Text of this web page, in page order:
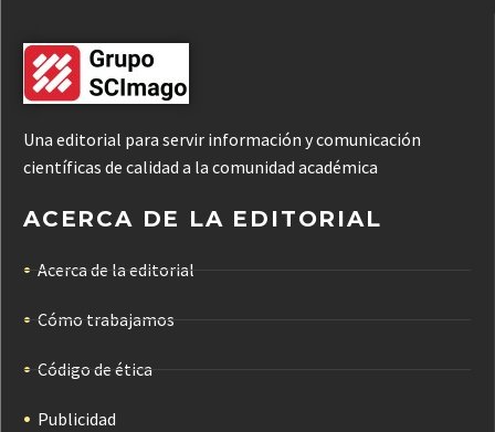
Una editorial para servir información y comunicación
científicas de calidad a la comunidad académica
ACERCA DE LA EDITORIAL
Acerca de la editorial
Cómo trabajamos
Código de ética
Publicidad